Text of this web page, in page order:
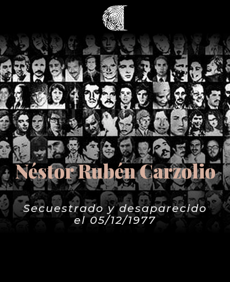
Néstor Rubén Carzolio
Secuestrado y desaparecido
el 05/12/1977